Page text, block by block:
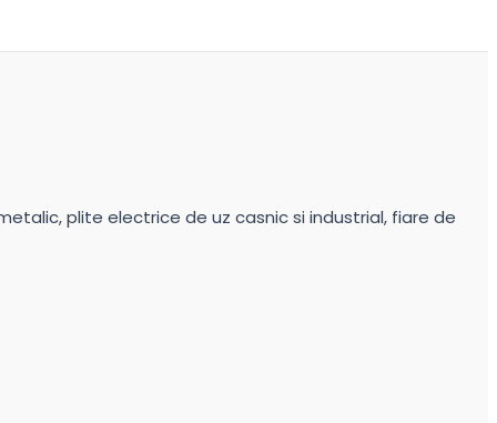
plite electrice de uz casnic si industrial, fiare de